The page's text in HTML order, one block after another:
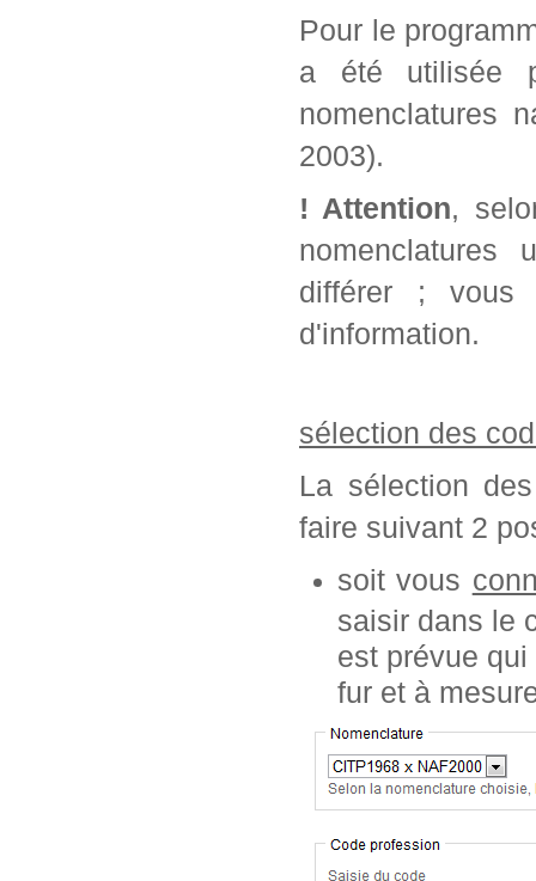
Pour le
a été utilisée
nomenclatures
2003).
! Attention,
nomenclatures
différer ; vous
d'information.
sélection des
La sélection
faire suivant 2
soit vous
saisir dans le
est prévue
fur et à